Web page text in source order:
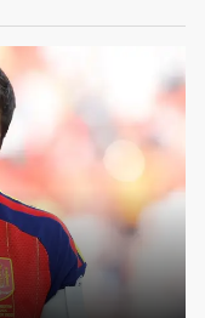
y se encamina